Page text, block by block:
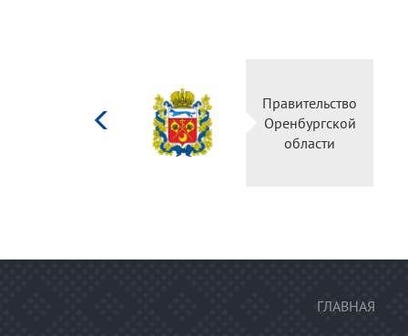
Министерство
культуры
Российской
федерации
ГЛАВНАЯ